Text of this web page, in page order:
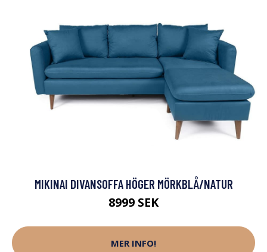
MIKINAI DIVANSOFFA HÖGER MÖRKBLÅ/NATUR
8999 SEK
MER INFO!